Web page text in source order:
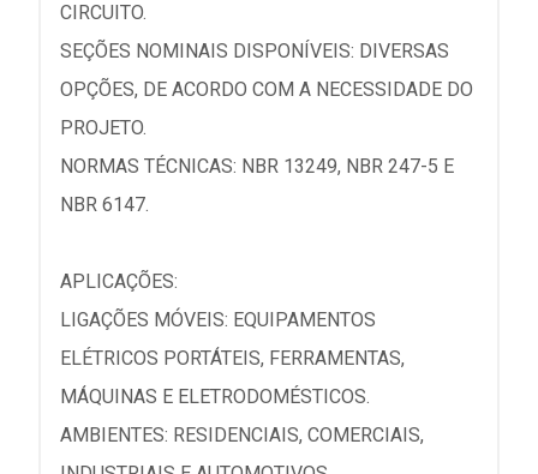
CIRCUITO.
SEÇÕES NOMINAIS DISPONÍVEIS: DIVERSAS
OPÇÕES, DE ACORDO COM A NECESSIDADE DO
PROJETO.
NORMAS TÉCNICAS: NBR 13249, NBR 247-5 E
NBR 6147.
APLICAÇÕES:
LIGAÇÕES MÓVEIS: EQUIPAMENTOS
ELÉTRICOS PORTÁTEIS, FERRAMENTAS,
MÁQUINAS E ELETRODOMÉSTICOS.
AMBIENTES: RESIDENCIAIS, COMERCIAIS,